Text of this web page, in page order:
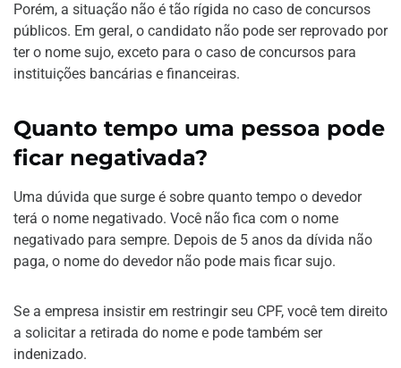
Porém, a situação não é tão rígida no caso de concursos
públicos. Em geral, o candidato não pode ser reprovado por
ter o nome sujo, exceto para o caso de concursos para
instituições bancárias e financeiras.
Quanto tempo uma pessoa pode
ficar negativada?
Uma dúvida que surge é sobre quanto tempo o devedor
terá o nome negativado. Você não fica com o nome
negativado para sempre. Depois de 5 anos da dívida não
paga, o nome do devedor não pode mais ficar sujo.
Se a empresa insistir em restringir seu CPF, você tem direito
a solicitar a retirada do nome e pode também ser
indenizado.